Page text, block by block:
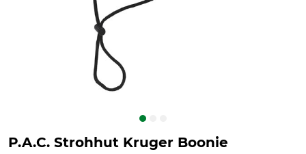
P.A.C. Strohhut Kruger Boonie